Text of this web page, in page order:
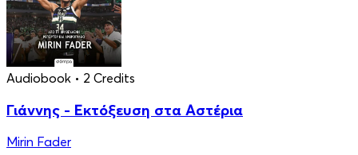
Audiobook • 2 Credits
Γιάννης - Εκτόξευση στα Αστέρια
Mirin Fader